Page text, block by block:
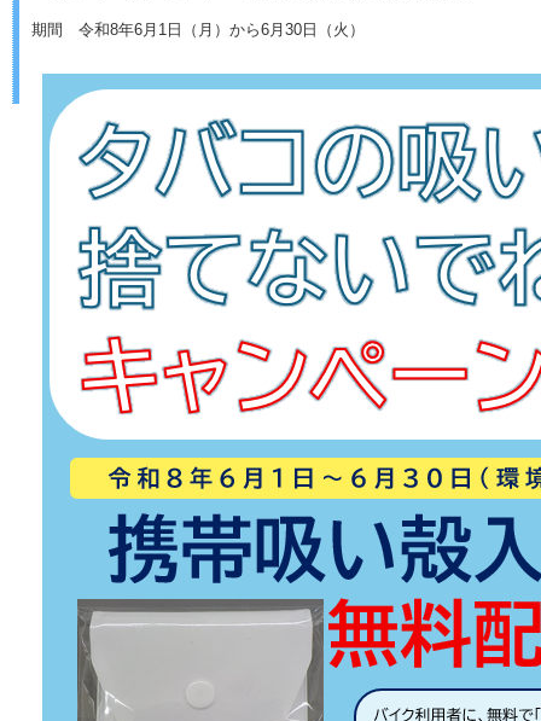
期間 令和8年6月1日（月）から6月30日（火）